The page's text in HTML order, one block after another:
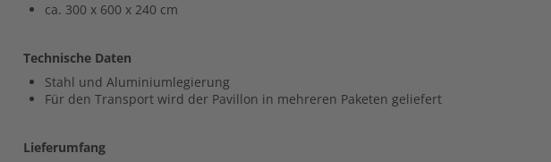
ca. 300 x 600 x 240 cm
Technische Daten
Stahl und Aluminiumlegierung
Für den Transport wird der Pavillon in mehreren Paketen geliefert
Lieferumfang